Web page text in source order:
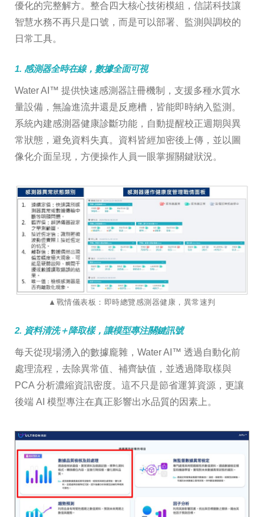
優化的完整解方。整合四大核心技術模組，信諾科技讓
智慧水務不再只是口號，而是可以部署、監測與調校的
日常工具。
1. 感測器全時在線，數據全面可視
Water AI™ 提供快速感測器註冊機制，支援多種水質水
量設備，無論進流井還是反應槽，皆能即時納入監測。
系統內建感測器健康診斷功能，自動提醒校正週期與異
常狀態，避免資料失真。資料皆經加密後上傳，並以圖
像化介面呈現，方便操作人員一眼掌握關鍵狀況。
​​​​​​​▲戰情儀表板：即時總覽感測器健康，異常速判
2. 資料清洗＋降取樣，讓模型專注關鍵訊號
每天從現場湧入的數據龐雜，Water AI™ 透過自動化前
處理流程，去除異常值、補齊缺值，並透過降取樣與
PCA 分析濃縮資訊密度。這不只是節省運算資源，更讓
後端 AI 模型專注在真正影響出水品質的因素上。